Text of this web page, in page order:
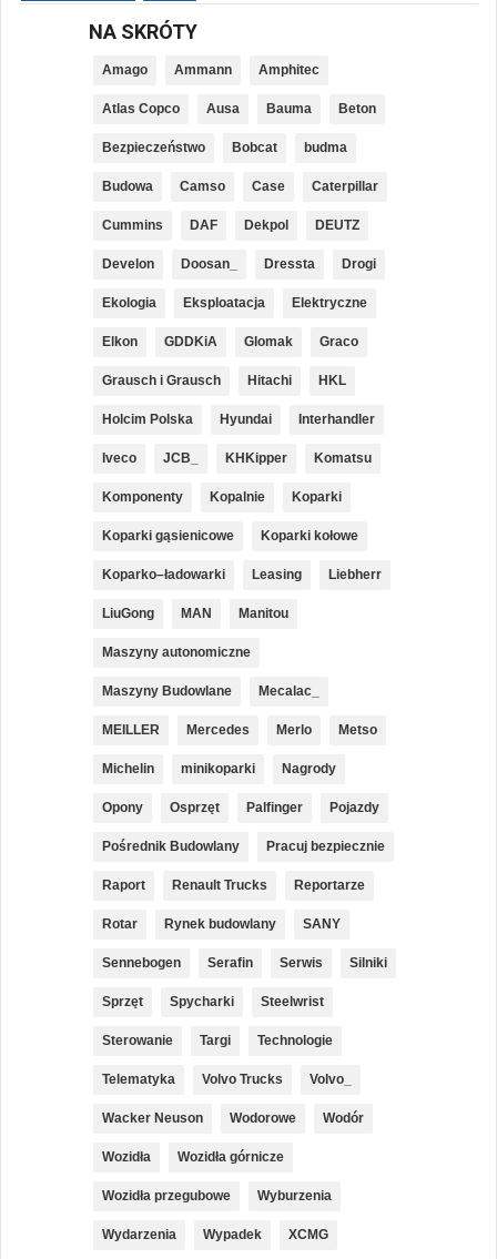
NA SKRÓTY
Amago Ammann Amphitec
Atlas Copco Ausa Bauma Beton
Bezpieczeństwo Bobcat budma
Budowa Camso Case Caterpillar
Cummins DAF Dekpol DEUTZ
Develon Doosan_ Dressta Drogi
Ekologia Eksploatacja Elektryczne
Elkon GDDKiA Glomak Graco
Grausch i Grausch Hitachi HKL
Holcim Polska Hyundai Interhandler
Iveco JCB_ KHKipper Komatsu
Komponenty Kopalnie Koparki
Koparki gąsienicowe Koparki kołowe
Koparko–ładowarki Leasing Liebherr
LiuGong MAN Manitou
Maszyny autonomiczne
Maszyny Budowlane Mecalac_
MEILLER Mercedes Merlo Metso
Michelin minikoparki Nagrody
Opony Osprzęt Palfinger Pojazdy
Pośrednik Budowlany Pracuj bezpiecznie
Raport Renault Trucks Reportarze
Rotar Rynek budowlany SANY
Sennebogen Serafin Serwis Silniki
Sprzęt Spycharki Steelwrist
Sterowanie Targi Technologie
Telematyka Volvo Trucks Volvo_
Wacker Neuson Wodorowe Wodór
Wozidła Wozidła górnicze
Wozidła przegubowe Wyburzenia
Wydarzenia Wypadek XCMG